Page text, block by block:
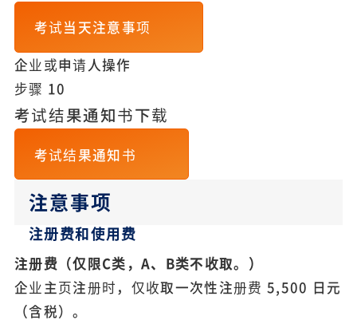
考试当天注意事项
企业或申请人操作
步骤 10
考试结果通知书下载
考试结果通知书
注意事项
注册费和使用费
注册费（仅限C类，A、B类不收取。）
企业主页注册时，仅收取一次性注册费 5,500 日元
（含税）。